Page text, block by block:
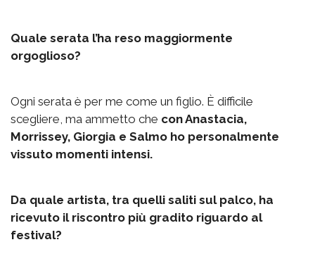
Quale serata l’ha reso maggiormente
orgoglioso?
Ogni serata è per me come un figlio. È difficile
scegliere, ma ammetto che con Anastacia,
Morrissey, Giorgia e Salmo ho personalmente
vissuto momenti intensi.
Da quale artista, tra quelli saliti sul palco, ha
ricevuto il riscontro più gradito riguardo al
festival?